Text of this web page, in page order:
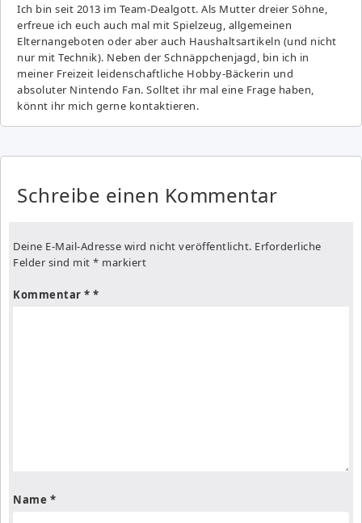
Ich bin seit 2013 im Team-Dealgott. Als Mutter dreier Söhne,
erfreue ich euch auch mal mit Spielzeug, allgemeinen
Elternangeboten oder aber auch Haushaltsartikeln (und nicht
nur mit Technik). Neben der Schnäppchenjagd, bin ich in
meiner Freizeit leidenschaftliche Hobby-Bäckerin und
absoluter Nintendo Fan. Solltet ihr mal eine Frage haben,
könnt ihr mich gerne kontaktieren.
Schreibe einen Kommentar
Deine E-Mail-Adresse wird nicht veröffentlicht. Erforderliche
Felder sind mit * markiert
Kommentar *
Name *